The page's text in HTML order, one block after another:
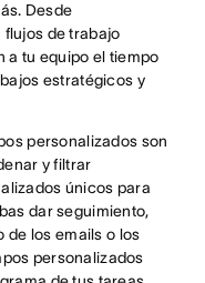
Desde
de trabajo
a tu equipo el tiempo
estratégicos y
personalizados son
y filtrar
únicos para
dar seguimiento,
de los emails o los
personalizados